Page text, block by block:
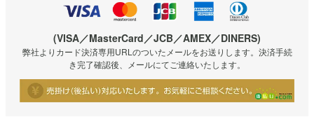
(VISA／MasterCard／JCB／AMEX／DINERS)
弊社よりカード決済専用URLのついたメールをお送りします。決済手続
き完了確認後、メールにてご連絡いたします。